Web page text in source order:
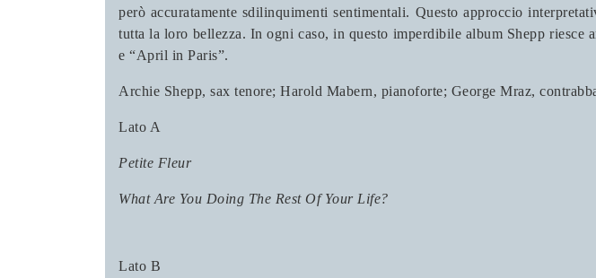
però accuratamente sdilinquimenti sentimentali. Questo approccio
tutta la loro bellezza. In ogni caso, in questo imperdibile album Shepp riesce
e “April in Paris”.
Archie Shepp, sax tenore; Harold Mabern, pianoforte; George Mraz,
Lato A
Petite Fleur
What Are You Doing The Rest Of Your Life?
Lato B